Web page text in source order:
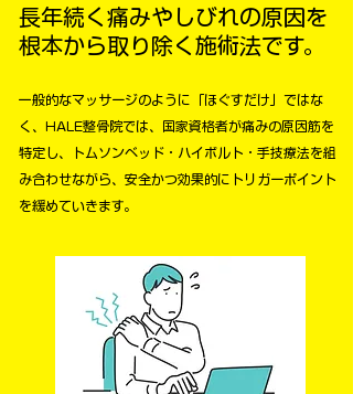
長年続く痛みやしびれの原因を
根本から取り除く施術法です。
一般的なマッサージのように「ほぐすだけ」ではな
く、HALE整骨院では、国家資格者が痛みの原因筋を
特定し、トムソンベッド・ハイボルト・手技療法を組
み合わせながら、安全かつ効果的にトリガーポイント
を緩めていきます。